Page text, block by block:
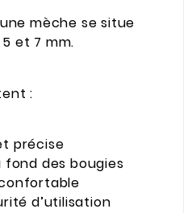
mèche se situe
et 7 mm.
:
précise
des bougies
d’utilisation